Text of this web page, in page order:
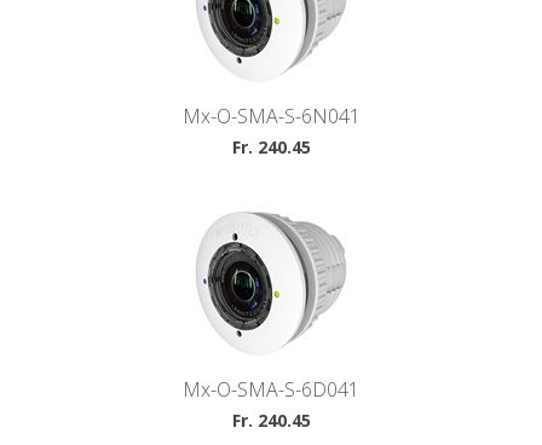
Mx-O-SMA-S-6N041
Fr. 240.45
Mx-O-SMA-S-6D041
Fr. 240.45